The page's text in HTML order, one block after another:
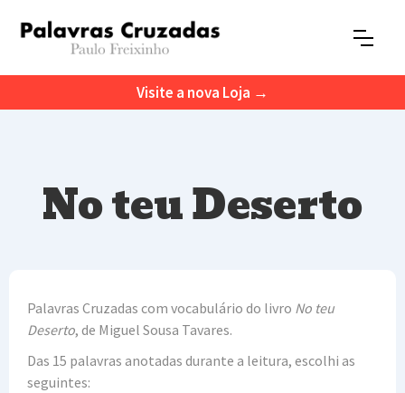
Visite a nova Loja →
No teu Deserto
Palavras Cruzadas com vocabulário do livro No teu
Deserto, de Miguel Sousa Tavares.
Das 15 palavras anotadas durante a leitura, escolhi as
seguintes: